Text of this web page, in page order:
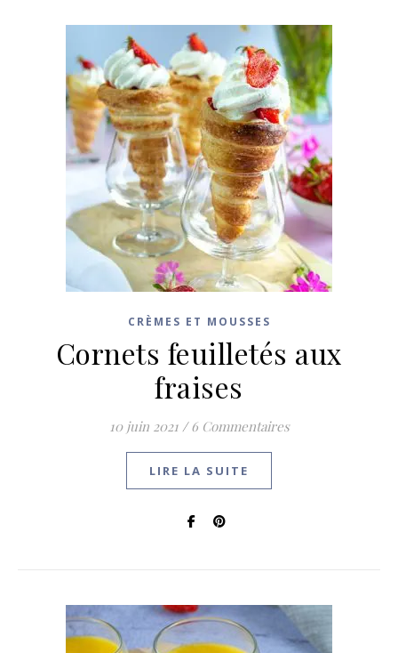
CRÈMES ET MOUSSES
Cornets feuilletés aux
fraises
10 juin 2021 / 6 Commentaires
LIRE LA SUITE